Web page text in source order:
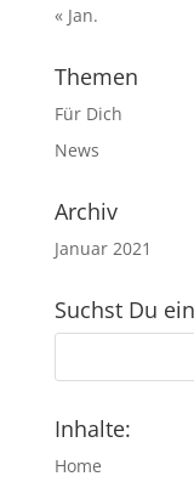
« Jan.
Themen
Für Dich
News
Archiv
Januar 2021
Suchst Du
Inhalte:
Home